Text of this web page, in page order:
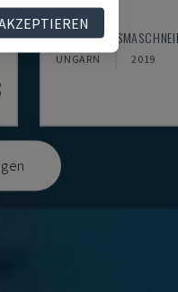
PL 1530
DENER -
UNGARN 2019